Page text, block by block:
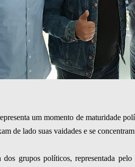
um momento de maturidade
de lado suas vaidades e se
dos grupos políticos, representada